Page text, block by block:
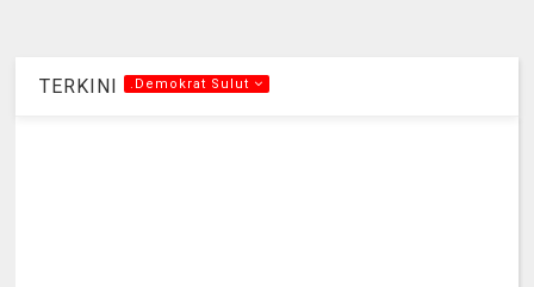
TERKINI .Demokrat Sulut